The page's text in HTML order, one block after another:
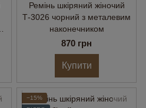
Ремінь шкіряний жіночий
Т-3026 чорний з металевим
наконечником
870 грн
Купити
−15%